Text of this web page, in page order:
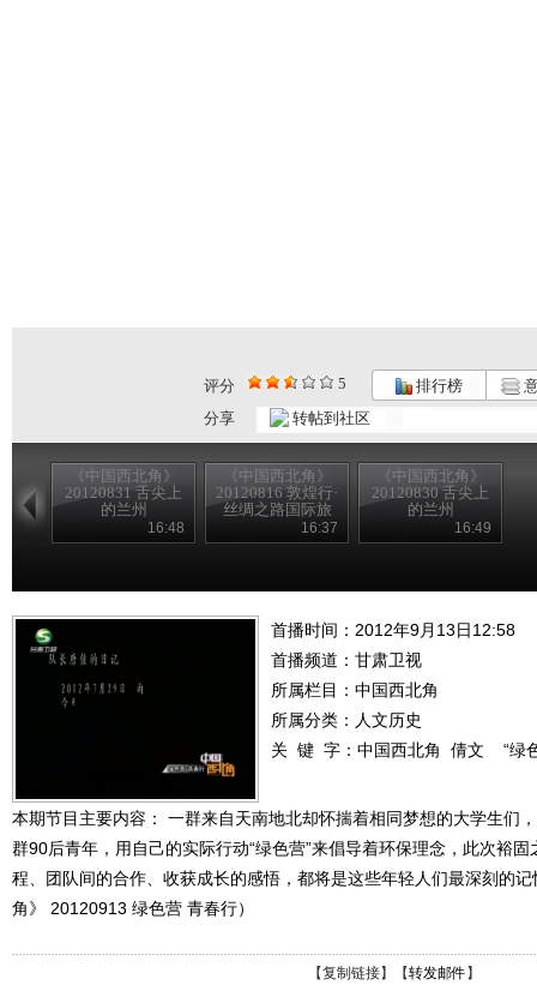
评分 5 排行榜
分享
转帖到社区
《中国西北角》
20120831 舌尖上
的兰州
16:48
《中国西北角》
20120816 敦煌行·
丝绸之路国际旅
游节 特别节目神
舟升起的地方金
16:37
《中国西北角》
20120830 舌尖上
的兰州
16:49
首播时间：2012年9月13日12:58
首播频道： 甘肃卫视
所属栏目： 中国西北角
所属分类：人文历史
关 键 字： 中国西北角 倩文 “绿
本期节目主要内容： 一群来自天南地北却怀揣着相同梦想的大学生们
群90后青年，用自己的实际行动“绿色营”来倡导着环保理念，此次裕
程、团队间的合作、收获成长的感悟，都将是这些年轻人们最深刻的
角》 20120913 绿色营 青春行）
【复制链接】【转发邮件 】